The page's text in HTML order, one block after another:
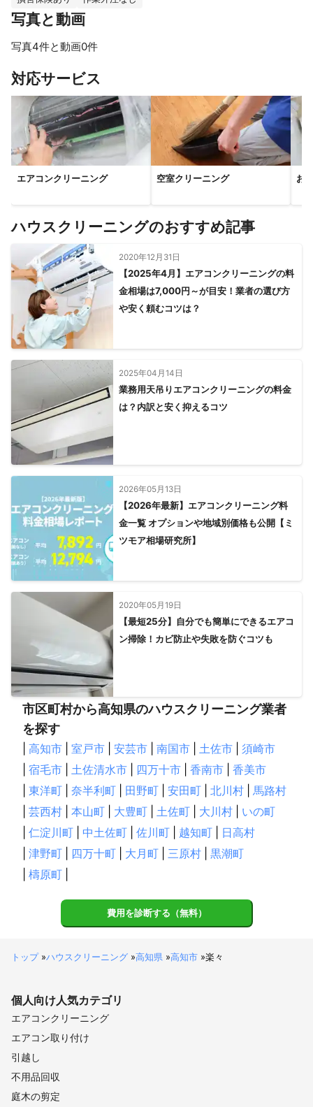
写真と動画
写真4件と動画0件
対応サービス
エアコンクリーニング 空室クリーニング お
ハウスクリーニングのおすすめ記事
2020年12月31日
【2025年4月】エアコンクリーニングの料
金相場は7,000円～が目安！業者の選び方
や安く頼むコツは？
2025年04月14日
業務用天吊りエアコンクリーニングの料金
は？内訳と安く抑えるコツ
2026年05月13日
【2026年最新】エアコンクリーニング料
金一覧 オプションや地域別価格も公開【ミ
ツモア相場研究所】
2020年05月19日
【最短25分】自分でも簡単にできるエアコ
ン掃除！カビ防止や失敗を防ぐコツも
市区町村から高知県のハウスクリーニング業者
を探す
高知市 室戸市 安芸市 南国市 土佐市
須崎市
宿毛市 土佐清水市 四万十市 香南市
香美市
東洋町 奈半利町 田野町 安田町 北川村
馬路村
芸西村 本山町 大豊町 土佐町 大川村
いの町
仁淀川町 中土佐町 佐川町 越知町
日高村
津野町 四万十町 大月町 三原村
黒潮町
檮原町
費用を診断する（無料）
トップ»ハウスクリーニング »高知県 »高知市 »楽々
個人向け人気カテゴリ
エアコンクリーニング
エアコン取り付け
引越し
不用品回収
庭木の剪定